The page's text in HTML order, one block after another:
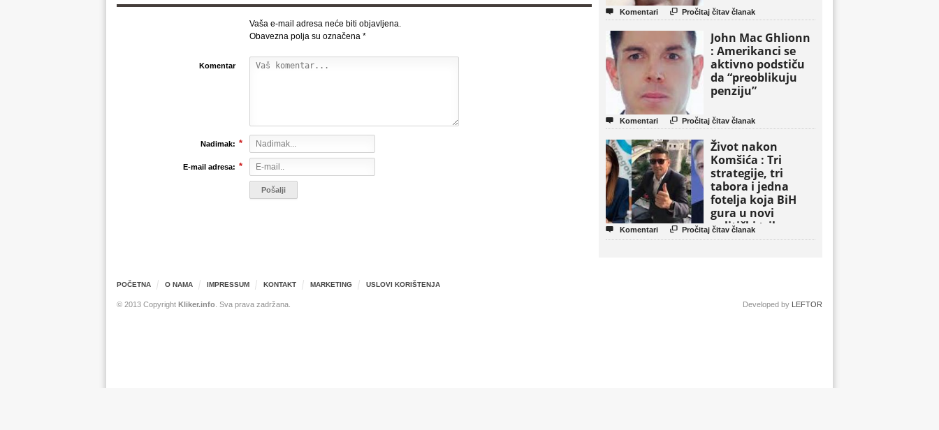
Vaša e-mail adresa neće biti objavljena.
Obavezna polja su označena *
Komentar
Nadimak: *
E-mail adresa: *
 Komentari  Pročitaj čitav članak
John Mac Ghlionn
: Amerikanci se
aktivno podstiču
da “preoblikuju
penziju”
 Komentari  Pročitaj čitav članak
Život nakon
Komšića : Tri
strategije, tri
tabora i jedna
fotelja koja BiH
gura u novi
politički triler
 Komentari  Pročitaj čitav članak
POČETNA O NAMA IMPRESSUM KONTAKT MARKETING USLOVI KORIŠTENJA
© 2013 Copyright Kliker.info. Sva prava zadržana. Developed by LEFTOR